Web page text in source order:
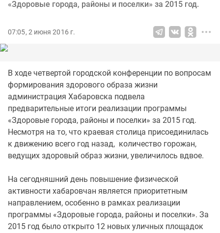
«Здоровые города, районы и поселки» за 2015 год.
07:05, 2 июня 2016 г.
В ходе четвертой городской конференции по вопросам
формирования здорового образа жизни
администрация Хабаровска подвела
предварительные итоги реализации программы
«Здоровые города, районы и поселки» за 2015 год.
Несмотря на то, что краевая столица присоединилась
к движению всего год назад, количество горожан,
ведущих здоровый образ жизни, увеличилось вдвое.
На сегодняшний день повышение физической
активности хабаровчан является приоритетным
направлением, особенно в рамках реализации
программы «Здоровые города, районы и поселки». За
2015 год было открыто 12 новых уличных площадок